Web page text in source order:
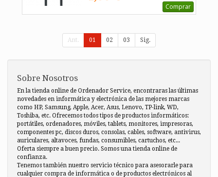
Comprar
Ant. 01 02 03 Sig.
Sobre Nosotros
En la tienda online de Ordenador Service, encontraras las últimas
novedades en informática y electrónica de las mejores marcas
como HP, Samsung, Apple, Acer, Asus, Lenovo, TP-link, WD,
Toshiba, etc. Ofrecemos todos tipos de productos informáticos:
portátiles, ordenadores, móviles, tablets, monitores, impresoras,
componentes pc, discos duros, consolas, cables, software, antivirus,
auriculares, altavoces, fundas, consumibles, cartuchos, etc...
Oferta siempre a buen precio. Somos una tienda online de
confianza.
Tenemos también nuestro servicio técnico para asesorarle para
cualquier compra de informática o de productos electrónicos al